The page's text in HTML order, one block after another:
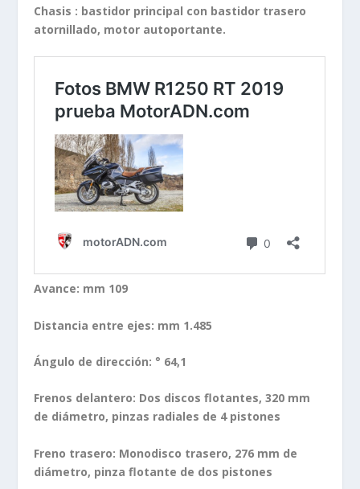
Chasis : bastidor principal con bastidor trasero
atornillado, motor autoportante.
Avance: mm 109
Distancia entre ejes: mm 1.485
Ángulo de dirección: ° 64,1
Frenos delantero: Dos discos flotantes, 320 mm
de diámetro, pinzas radiales de 4 pistones
Freno trasero: Monodisco trasero, 276 mm de
diámetro, pinza flotante de dos pistones